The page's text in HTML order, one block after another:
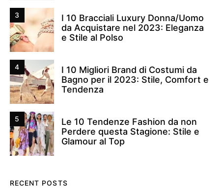
3
I 10 Bracciali Luxury Donna/Uomo
da Acquistare nel 2023: Eleganza
e Stile al Polso
4
I 10 Migliori Brand di Costumi da
Bagno per il 2023: Stile, Comfort e
Tendenza
5
Le 10 Tendenze Fashion da non
Perdere questa Stagione: Stile e
Glamour al Top
RECENT POSTS